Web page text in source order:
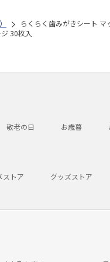
らくらく歯みがきシート マ
30枚入
敬老の日 お歳暮
ストア グッズストア